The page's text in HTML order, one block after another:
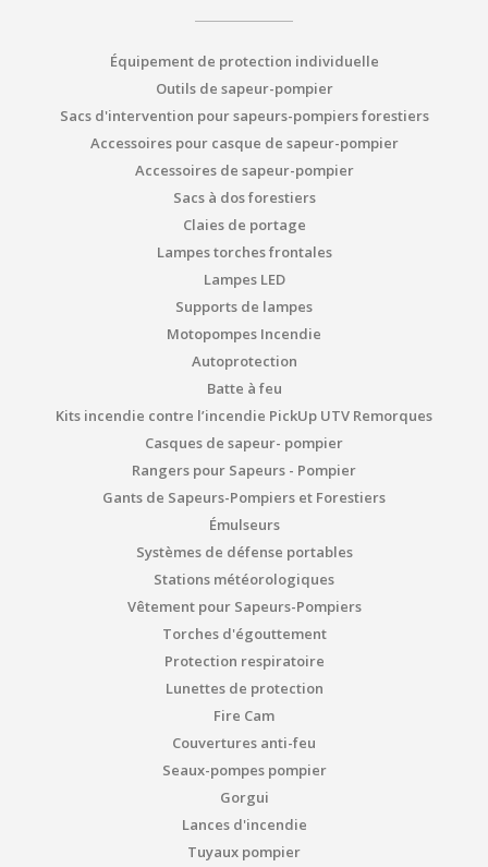
Équipement de protection individuelle
Outils de sapeur-pompier
Sacs d'intervention pour sapeurs-pompiers forestiers
Accessoires pour casque de sapeur-pompier
Accessoires de sapeur-pompier
Sacs à dos forestiers
Claies de portage
Lampes torches frontales
Lampes LED
Supports de lampes
Motopompes Incendie
Autoprotection
Batte à feu
Kits incendie contre l’incendie PickUp UTV Remorques
Casques de sapeur- pompier
Rangers pour Sapeurs - Pompier
Gants de Sapeurs-Pompiers et Forestiers
Émulseurs
Systèmes de défense portables
Stations météorologiques
Vêtement pour Sapeurs-Pompiers
Torches d'égouttement
Protection respiratoire
Lunettes de protection
Fire Cam
Couvertures anti-feu
Seaux-pompes pompier
Gorgui
Lances d'incendie
Tuyaux pompier